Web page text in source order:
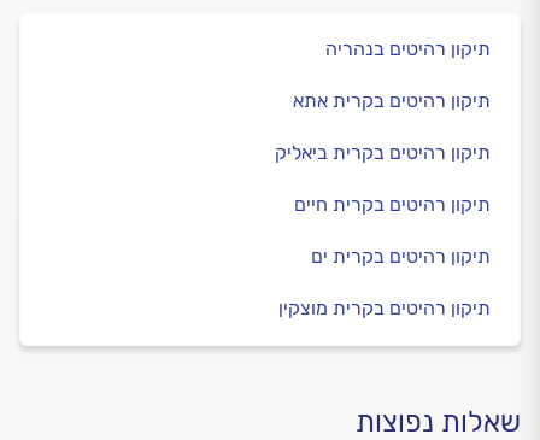
תיקון רהיטים בנהריה
תיקון רהיטים בקרית אתא
תיקון רהיטים בקרית ביאליק
תיקון רהיטים בקרית חיים
תיקון רהיטים בקרית ים
תיקון רהיטים בקרית מוצקין
שאלות נפוצות